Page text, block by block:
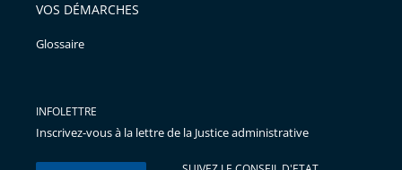
VOS DÉMARCHES
Glossaire
INFOLETTRE
Inscrivez-vous à la lettre de la Justice administrative